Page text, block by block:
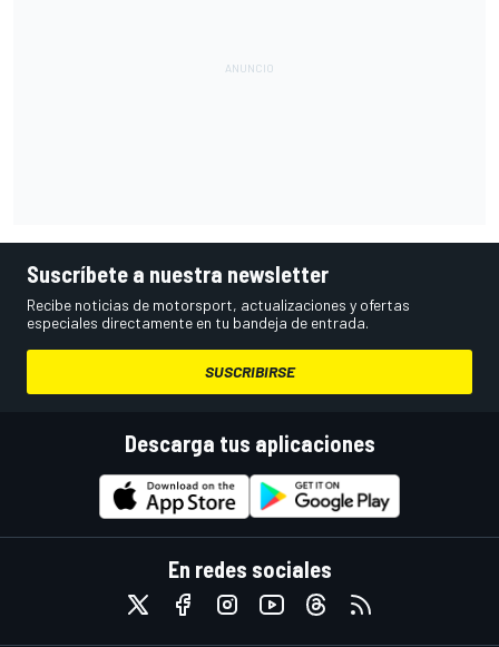
Suscríbete a nuestra newsletter
Recibe noticias de motorsport, actualizaciones y ofertas
especiales directamente en tu bandeja de entrada.
SUSCRIBIRSE
Descarga tus aplicaciones
En redes sociales